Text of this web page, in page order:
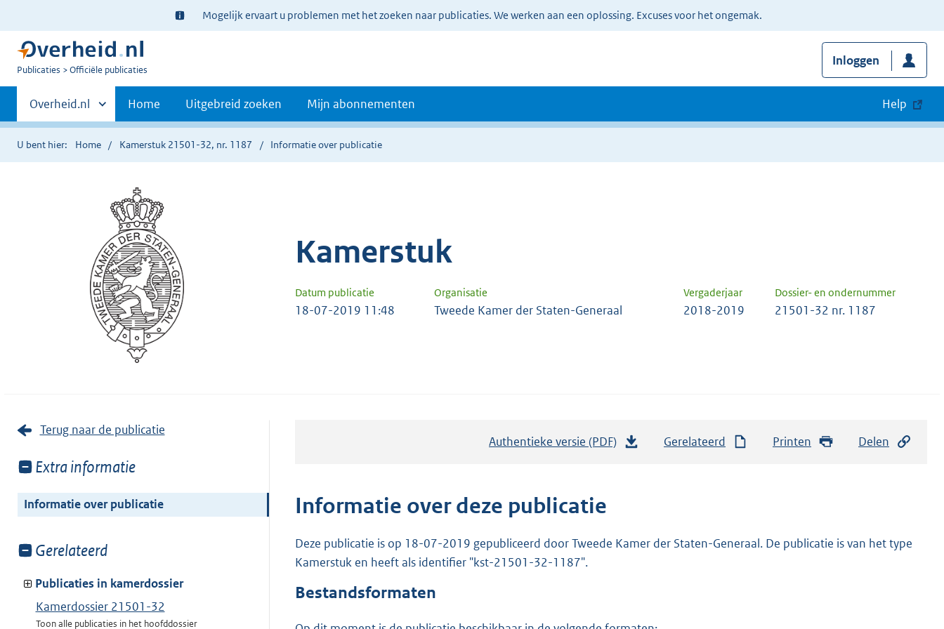
Ter
informatie:
Mogelijk ervaart u problemen met het zoeken naar publicaties. We werken aan een oplossing. Excuses voor het ongemak.
U
Publicaties Officiële publicaties
Inloggen
Primaire
navigatie
Andere
sites
binnen
Overheid.nl Home Uitgebreid zoeken Mijn abonnementen Help
U bent hier: Home Kamerstuk 21501-32, nr. 1187 Informatie over publicatie
Kamerstuk
Datum publicatie Organisatie Vergaderjaar Dossier- en ondernummer
18-07-2019 11:48 Tweede Kamer der Staten-Generaal 2018-2019 21501-32 nr. 1187
Terug naar de publicatie
Toon
van:
Extra informatie
Informatie over publicatie
Toon
van:
Gerelateerd
Publicaties in kamerdossier
Kamerdossier 21501-32
Toon alle publicaties in het hoofddossier
Authentieke versie (PDF)
n
Gerelateerd Printen Delen
Informatie over deze publicatie
Deze publicatie is op 18-07-2019 gepubliceerd door Tweede Kamer der Staten-Generaal. De publicatie is van het type
Kamerstuk en heeft als identifier "kst-21501-32-1187".
Bestandsformaten